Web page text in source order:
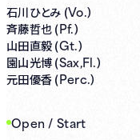
石川ひとみ (Vo.)
斉藤哲也 (Pf.)
山田直毅 (Gt.)
園山光博 (Sax,Fl.)
元田優香 (Perc.)
Open / Start